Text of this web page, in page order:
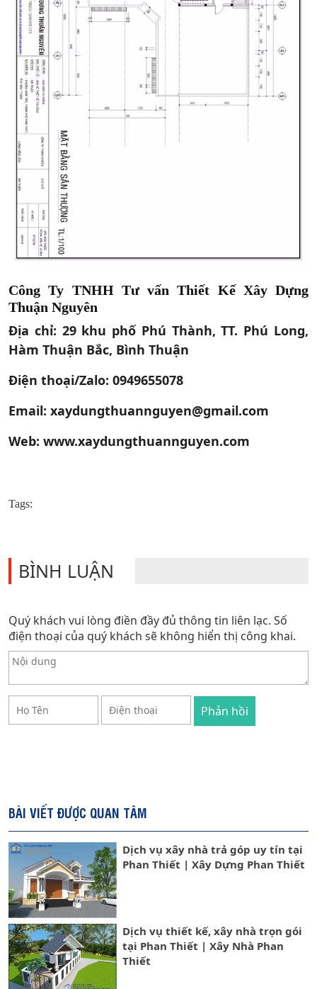
Công Ty TNHH Tư vấn Thiết Kế Xây Dựng
Thuận Nguyên
Địa chỉ: 29 khu phố Phú Thành, TT. Phú Long,
Hàm Thuận Bắc, Bình Thuận
Điện thoại/Zalo: 0949655078
Email: xaydungthuannguyen@gmail.com
Web: www.xaydungthuannguyen.com
Tags:
BÌNH LUẬN
Quý khách vui lòng điền đầy đủ thông tin liên lạc. Số
điện thoại của quý khách sẽ không hiển thị công khai.
BÀI VIẾT ĐƯỢC QUAN TÂM
Dịch vụ xây nhà trả góp uy tín tại
Phan Thiết | Xây Dựng Phan Thiết
Dịch vụ thiết kế, xây nhà trọn gói
tại Phan Thiết | Xây Nhà Phan
Thiết